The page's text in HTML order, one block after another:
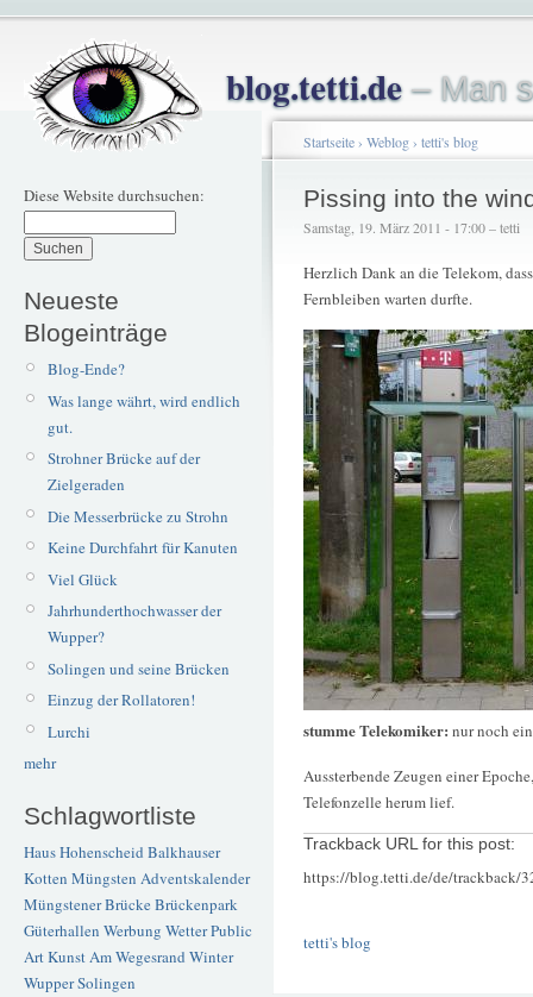
blog.tetti.de– Man
Diese Website durchsuchen:
Neueste
Blogeinträge
Blog-Ende?
Was lange währt, wird endlich
gut.
Strohner Brücke auf der
Zielgeraden
Die Messerbrücke zu Strohn
Keine Durchfahrt für Kanuten
Viel Glück
Jahrhunderthochwasser der
Wupper?
Solingen und seine Brücken
Einzug der Rollatoren!
Lurchi
mehr
Schlagwortliste
Haus Hohenscheid Balkhauser
Kotten Müngsten Adventskalender
Müngstener BrückeBrückenpark
Güterhallen Werbung WetterPublic
ArtKunstAm Wegesrand Winter
WupperSolingen
Startseite› Weblog› tetti's blog
Pissing into the
Samstag, 19. März 2011 - 17:00 – tetti
Herzlich Dank an die Telekom,
Fernbleiben warten durfte.
stumme Telekomiker: nur noch
Aussterbende Zeugen einer
Telefonzelle herum lief.
Trackback URL for this post:
https://blog.tetti.de/de/trackback/
tetti's blog